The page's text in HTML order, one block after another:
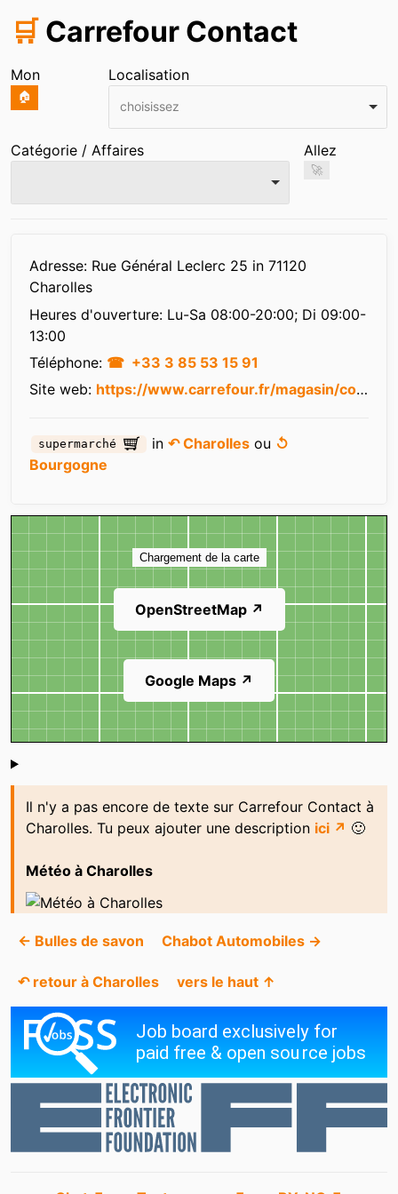
🛒 Carrefour Contact
Mon
🏠
Localisation
choisissez
Catégorie / Affaires Allez
🚀
Adresse: Rue Général Leclerc 25 in 71120
Charolles
Heures d'ouverture: Lu-Sa 08:00-20:00; Di 09:00-
13:00
Téléphone:
+33 3 85 53 15 91
Site web: https://www.carrefour.fr/magasin/contact-charolles
supermarché in↶ Charolles ou ↺
Bourgogne
Carte
Chargement de la carte
OpenStreetMap ↗
Google Maps ↗
Shoutbox
Il n'y a pas encore de texte sur Carrefour Contact à
Charolles. Tu peux ajouter une description ici ↗ 🙂
Météo à Charolles
← Bulles de savon Chabot Automobiles →
↶ retour à Charolles vers le haut ↑